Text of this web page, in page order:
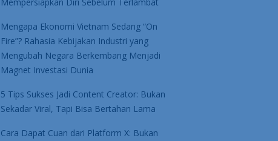
Mengapa Ekonomi Vietnam Sedang “On
Fire”? Rahasia Kebijakan Industri yang
Mengubah Negara Berkembang Menjadi
Magnet Investasi Dunia
5 Tips Sukses Jadi Content Creator: Bukan
Sekadar Viral, Tapi Bisa Bertahan Lama
Cara Dapat Cuan dari Platform X: Bukan